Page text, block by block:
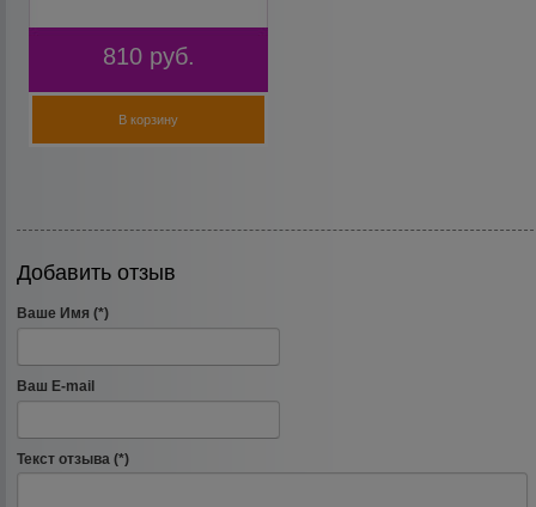
810 руб.
В корзину
Добавить отзыв
Ваше Имя (*)
Ваш E-mail
Текст отзыва (*)